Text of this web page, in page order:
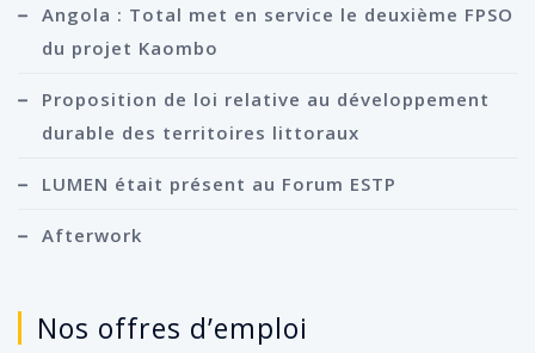
Angola : Total met en service le deuxième FPSO
du projet Kaombo
Proposition de loi relative au développement
durable des territoires littoraux
LUMEN était présent au Forum ESTP
Afterwork
Nos offres d’emploi